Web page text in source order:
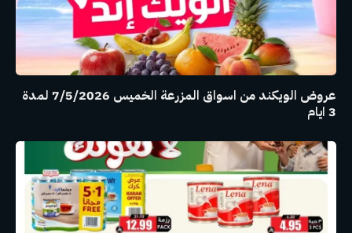
عروض الويكند من اسواق المزرعة الخميس 7/5/2026 لمدة
3 ايام